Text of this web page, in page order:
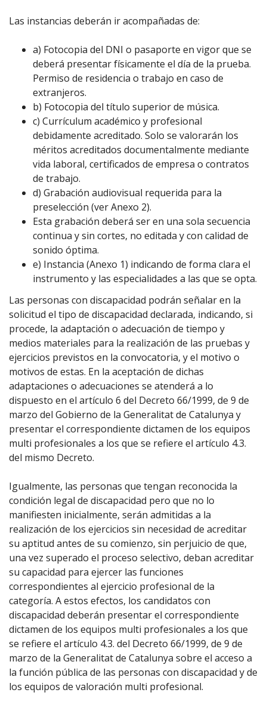
Las instancias deberán ir acompañadas de:
a) Fotocopia del DNI o pasaporte en vigor que se
deberá presentar físicamente el día de la prueba.
Permiso de residencia o trabajo en caso de
extranjeros.
b) Fotocopia del título superior de música.
c) Currículum académico y profesional
debidamente acreditado. Solo se valorarán los
méritos acreditados documentalmente mediante
vida laboral, certificados de empresa o contratos
de trabajo.
d) Grabación audiovisual requerida para la
preselección (ver Anexo 2).
Esta grabación deberá ser en una sola secuencia
continua y sin cortes, no editada y con calidad de
sonido óptima.
e) Instancia (Anexo 1) indicando de forma clara el
instrumento y las especialidades a las que se opta.
Las personas con discapacidad podrán señalar en la
solicitud el tipo de discapacidad declarada, indicando, si
procede, la adaptación o adecuación de tiempo y
medios materiales para la realización de las pruebas y
ejercicios previstos en la convocatoria, y el motivo o
motivos de estas. En la aceptación de dichas
adaptaciones o adecuaciones se atenderá a lo
dispuesto en el artículo 6 del Decreto 66/1999, de 9 de
marzo del Gobierno de la Generalitat de Catalunya y
presentar el correspondiente dictamen de los equipos
multi profesionales a los que se refiere el artículo 4.3.
del mismo Decreto.
Igualmente, las personas que tengan reconocida la
condición legal de discapacidad pero que no lo
manifiesten inicialmente, serán admitidas a la
realización de los ejercicios sin necesidad de acreditar
su aptitud antes de su comienzo, sin perjuicio de que,
una vez superado el proceso selectivo, deban acreditar
su capacidad para ejercer las funciones
correspondientes al ejercicio profesional de la
categoría. A estos efectos, los candidatos con
discapacidad deberán presentar el correspondiente
dictamen de los equipos multi profesionales a los que
se refiere el artículo 4.3. del Decreto 66/1999, de 9 de
marzo de la Generalitat de Catalunya sobre el acceso a
la función pública de las personas con discapacidad y de
los equipos de valoración multi profesional.